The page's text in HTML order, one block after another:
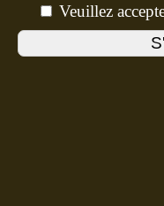
Veuillez